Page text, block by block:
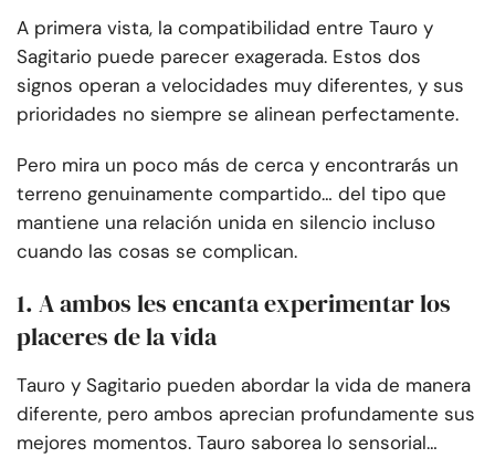
A primera vista, la compatibilidad entre Tauro y
Sagitario puede parecer exagerada. Estos dos
signos operan a velocidades muy diferentes, y sus
prioridades no siempre se alinean perfectamente.
Pero mira un poco más de cerca y encontrarás un
terreno genuinamente compartido… del tipo que
mantiene una relación unida en silencio incluso
cuando las cosas se complican.
1. A ambos les encanta experimentar los
placeres de la vida
Tauro y Sagitario pueden abordar la vida de manera
diferente, pero ambos aprecian profundamente sus
mejores momentos. Tauro saborea lo sensorial…